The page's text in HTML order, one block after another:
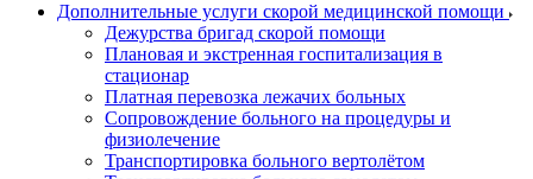
Дополнительные услуги скорой медицинской помощи
Дежурства бригад скорой помощи
Плановая и экстренная госпитализация в
стационар
Платная перевозка лежачих больных
Сопровождение больного на процедуры и
физиолечение
Транспортировка больного вертолётом